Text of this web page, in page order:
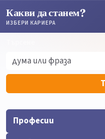
Какви да станем?
ИЗБЕРИ КАРИЕРА
Професии